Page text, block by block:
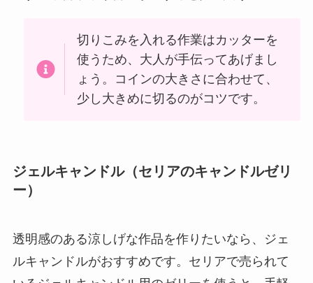
切りこみを入れる作業はカッターを
使うため、大人が手伝ってあげまし
ょう。コインの大きさに合わせて、
少し大きめに切るのがコツです。
ジェルキャンドル（セリアのキャンドルゼリ
ー）
透明感のある涼しげな作品を作りたいなら、ジェ
ルキャンドルがおすすめです。セリアで売られて